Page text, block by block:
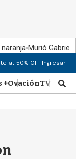
Murió Gabriel
al 50% OFFIngresar
+OvaciónTV Show
M
o